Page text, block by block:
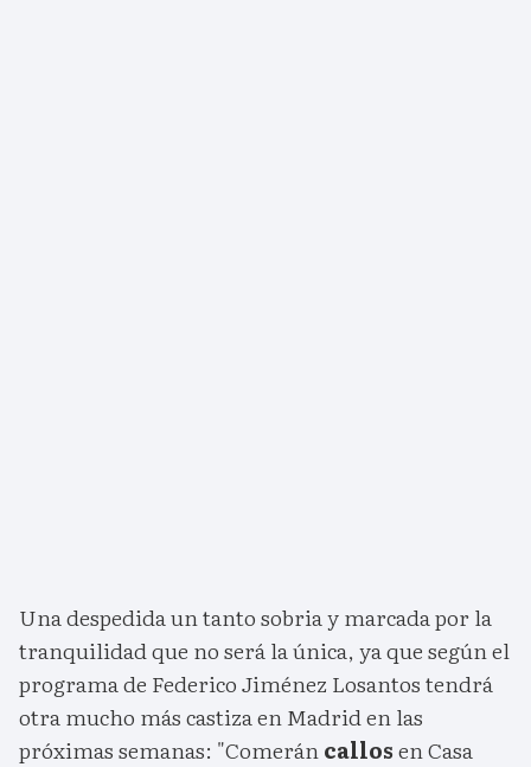
Una despedida un tanto sobria y marcada por la
tranquilidad que no será la única, ya que según el
programa de Federico Jiménez Losantos tendrá
otra mucho más castiza en Madrid en las
próximas semanas: "Comeráncallosen Casa